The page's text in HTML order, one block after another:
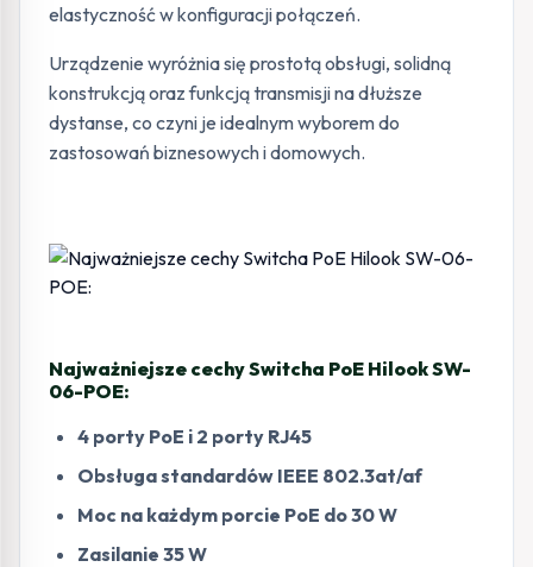
elastyczność w konfiguracji połączeń.
Urządzenie wyróżnia się prostotą obsługi, solidną
konstrukcją oraz funkcją transmisji na dłuższe
dystanse, co czyni je idealnym wyborem do
zastosowań biznesowych i domowych.
Najważniejsze cechy Switcha PoE Hilook SW-
06-POE:
4 porty PoE i 2 porty RJ45
Obsługa standardów IEEE 802.3at/af
Moc na każdym porcie PoE do 30 W
Zasilanie 35 W